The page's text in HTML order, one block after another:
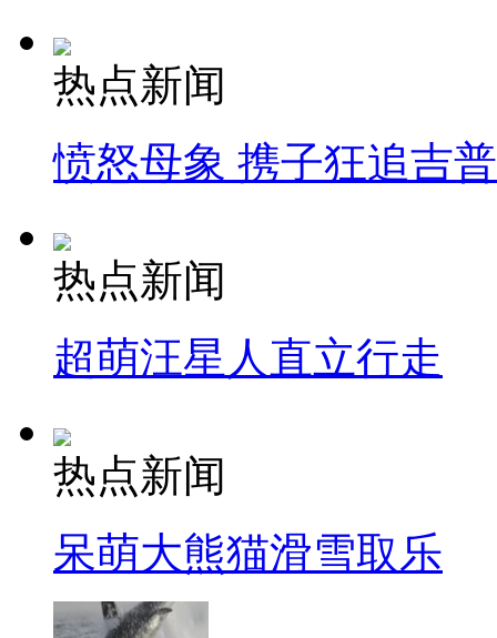
热点新闻
愤怒母象 携子狂追吉
热点新闻
超萌汪星人直立行走
热点新闻
呆萌大熊猫滑雪取乐